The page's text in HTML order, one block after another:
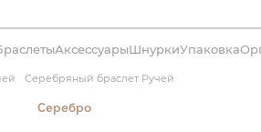
АксессуарыШнуркиУпаковка
Серебряный браслет Ручей
Серебро